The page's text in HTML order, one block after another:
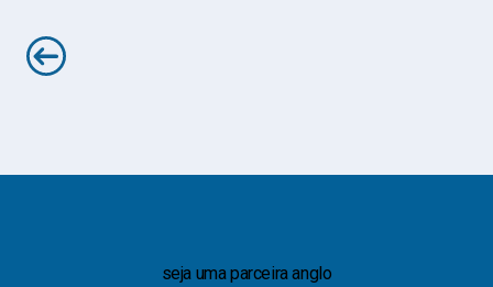
seja uma parceira anglo